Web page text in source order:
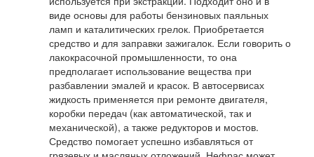
виде основы для работы бензиновых паяльных
ламп и каталитических грелок. Приобретается
средство и для заправки зажигалок. Если говорить о
лакокрасочной промышленности, то она
предполагает использование вещества при
разбавлении эмалей и красок. В автосервисах
жидкость применяется при ремонте двигателя,
коробки передач (как автоматической, так и
механической), а также редукторов и мостов.
Средство помогает успешно избавляться от